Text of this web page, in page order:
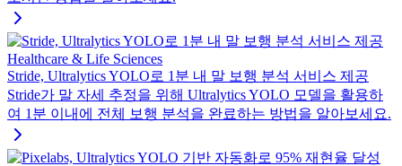
Healthcare & Life Sciences
Stride, Ultralytics YOLO로 1분 내 말 보행 분석 서비스 제공
Stride가 말 자세 추정을 위해 Ultralytics YOLO 모델을 활용하
여 1분 이내에 전체 보행 분석을 완료하는 방법을 알아보세요.